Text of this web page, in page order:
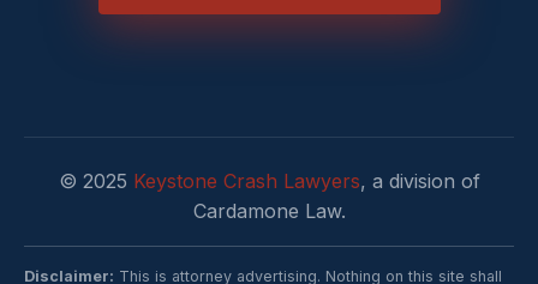
© 2025 Keystone Crash Lawyers, a division of
Cardamone Law.
Disclaimer: This is attorney advertising. Nothing on this site shall